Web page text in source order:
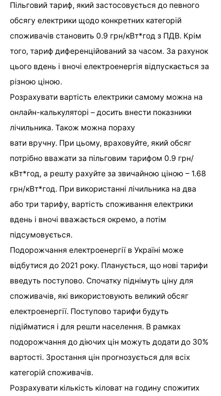
Пільговий тариф, який застосовується до певного
обсягу електрики щодо конкретних категорій
споживачів становить 0.9 грн/кВт*год з ПДВ. Крім
того, тариф диференційований за часом. За рахунок
цього вдень і вночі електроенергія відпускається за
різною ціною.
Розрахувати вартість електрики самому можна на
онлайн-калькуляторі – досить внести показники
лічильника. Також можна пораху
вати вручну. При цьому, враховуйте, який обсяг
потрібно вважати за пільговим тарифом 0.9 грн/
кВт*год, а решту рахуйте за звичайною ціною – 1.68
грн/кВт*год. При використанні лічильника на два
або три тарифу, вартість споживання електрики
вдень і вночі вважається окремо, а потім
підсумовується.
Подорожчання електроенергії в Україні може
відбутися до 2021 року. Планується, що нові тарифи
введуть поступово. Спочатку піднімуть ціну для
споживачів, які використовують великий обсяг
електроенергії. Поступово тарифи будуть
підійматися і для решти населення. В рамках
подорожчання до діючих цін можуть додати до 30%
вартості. Зростання цін прогнозується для всіх
категорій споживачів.
Розрахувати кількість кіловат на годину спожитих